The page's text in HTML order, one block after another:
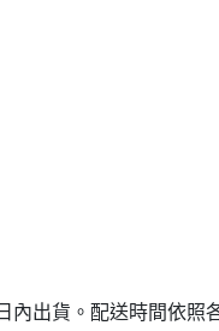
出貨。配送時間依照